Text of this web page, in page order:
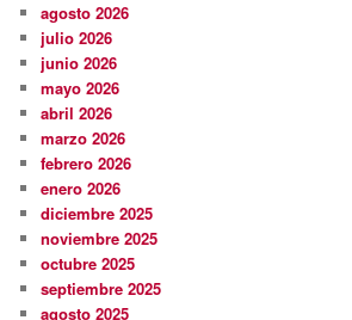
agosto 2026
julio 2026
junio 2026
mayo 2026
abril 2026
marzo 2026
febrero 2026
enero 2026
diciembre 2025
noviembre 2025
octubre 2025
septiembre 2025
agosto 2025